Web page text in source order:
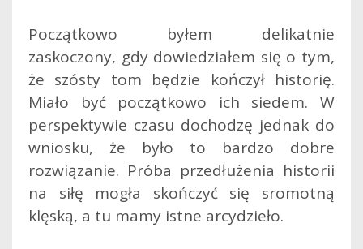
Początkowo byłem delikatnie
zaskoczony, gdy dowiedziałem się o tym,
że szósty tom będzie kończył historię.
Miało być początkowo ich siedem. W
perspektywie czasu dochodzę jednak do
wniosku, że było to bardzo dobre
rozwiązanie. Próba przedłużenia historii
na siłę mogła skończyć się sromotną
klęską, a tu mamy istne arcydzieło.